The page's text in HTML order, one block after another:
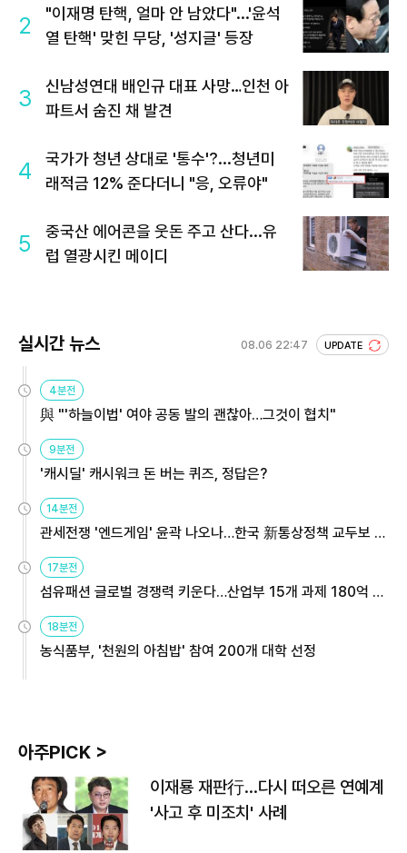
2
"이재명 탄핵, 얼마 안 남았다"...'윤석
열 탄핵' 맞힌 무당, '성지글' 등장
3
신남성연대 배인규 대표 사망…인천 아
파트서 숨진 채 발견
4
국가가 청년 상대로 '통수'?...청년미
래적금 12% 준다더니 "응, 오류야"
5
중국산 에어콘을 웃돈 주고 산다...유
럽 열광시킨 메이디
실시간 뉴스 08.06 22:47 UPDATE
4분전
與 "'하늘이법' 여야 공동 발의 괜찮아…그것이 협치"
9분전
'캐시딜' 캐시워크 돈 버는 퀴즈, 정답은?
14분전
관세전쟁 '엔드게임' 윤곽 나오나…한국 新통상정책 교두보 활
용해야
17분전
섬유패션 글로벌 경쟁력 키운다…산업부 15개 과제 180억 지
원
18분전
농식품부, '천원의 아침밥' 참여 200개 대학 선정
아주PICK >
이재룡 재판行…다시 떠오른 연예계
'사고 후 미조치' 사례